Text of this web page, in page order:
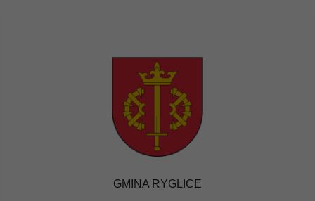
GMINA RYGLICE